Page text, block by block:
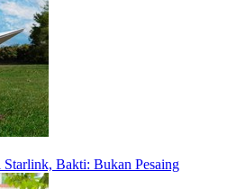
Starlink, Bakti: Bukan Pesaing